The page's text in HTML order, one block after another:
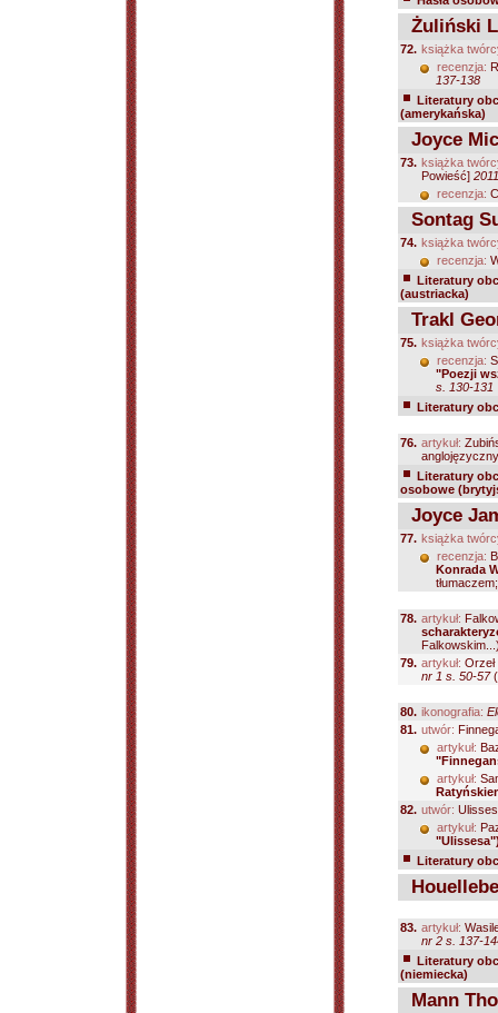
Żuliński
72. książka
recenzja:
137-138
Literatury
(amerykańska)
Joyce
73. książka
Powieść] 2011
recenzja:
Sontag
74. książka
recenzja:
Literatury
(austriacka)
Trakl
75. książka
recenzja:
"Poezji
s. 130-131
Literatury
76. artykuł:
Literatury
osobowe
Joyce
77. książka
recenzja:
Konrada
78. artykuł:
79. artykuł:
nr 1 s. 50-57
80. ikonografia:
81. utwór:
artykuł:
artykuł:
82. utwór:
artykuł:
Literatury
83. artykuł:
nr 2 s. 137-
Literatury
(niemiecka)
Mann